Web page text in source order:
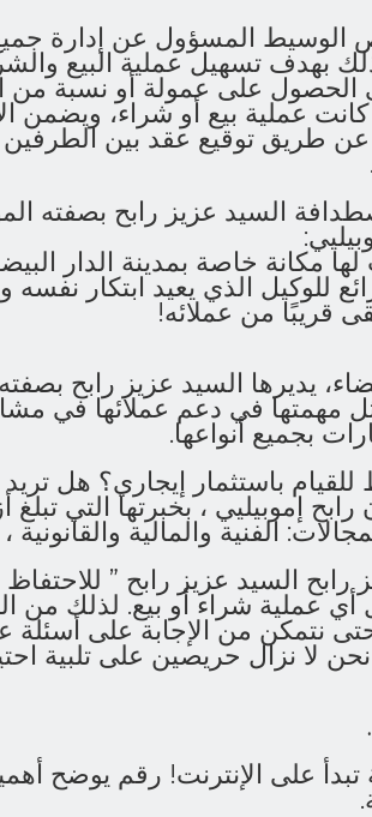
الوسيط المسؤول عن إدارة
بهدف تسهيل عملية البيع
على عمولة أو نسبة من
عملية بيع أو شراء، ويضمن
عن طريق توقيع عقد بين
السيد عزيز رابح بصفته
مكانة خاصة بمدينة الدار
رائع للوكيل الذي يعيد ابتكار
قريبًا من عملائه!
يديرها السيد عزيز رابح بصفته
مهمتها في دعم عملائها في
بجميع أنواعها.
باستثمار إيجاري؟ هل تريد
إموبيليي ، بخبرتها التي تبلغ
السيد عزيز رابح ” للاحتفاظ
عملية شراء أو بيع. لذلك من
نتمكن من الإجابة على أسئلة
لا نزال حريصين على تلبية
تبدأ على الإنترنت! رقم يوضح